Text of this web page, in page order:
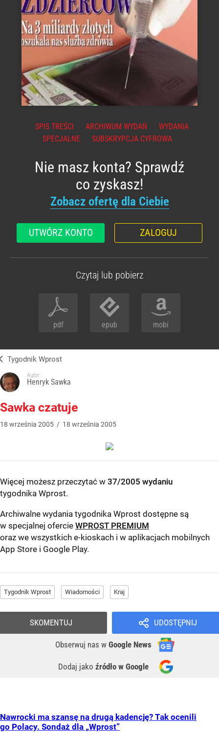
SPIS TREŚCI ARCHIWUM WYDAŃ
WYDANIA
SPECJALNE
SUBSKRYPCJA CYFROWA
Nie masz konta? Sprawdź
co zyskasz!
Zobacz ofertę dla Ciebie
UTWÓRZ KONTO ZALOGUJ
Czytaj lub pobierz
pdf epub mobi
Tygodnik Wprost
Autor:
Henryk Sawka
Sawka czatuje
18 września 2005 / 18 września 2005
Więcej możesz przeczytać w 37/2005 wydaniu
tygodnika Wprost.
Archiwalne wydania tygodnika Wprost dostępne są
w specjalnej ofercie WPROST PREMIUM
oraz we wszystkich e-kioskach i w aplikacjach mobilnych
App Store i Google Play.
Tygodnik Wprost Wiadomości Kraj
UDOSTĘPNIJ
Obserwuj nas w Google News
Dodaj jako źródło w Google
SKOMENTUJ
Nawrocki ma szansę na drugą kadencję? Tak ocenili
go Polacy. Sondaż dla „Wprost”